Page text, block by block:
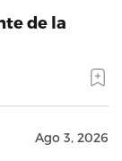
de la
Ago 3, 2026